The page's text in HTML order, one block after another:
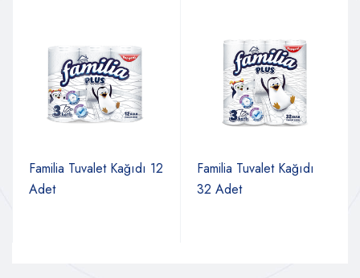
Familia Tuvalet Kağıdı 12
Adet
Familia Tuvalet Kağıdı
32 Adet